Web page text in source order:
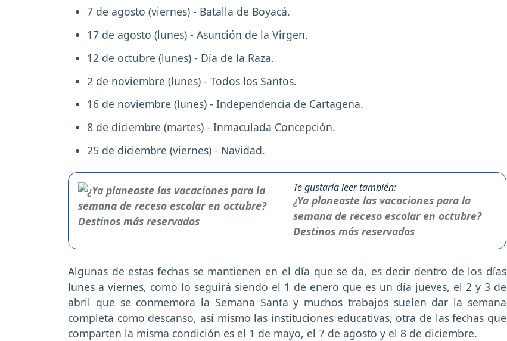
7 de agosto (viernes) - Batalla de Boyacá.
17 de agosto (lunes) - Asunción de la Virgen.
12 de octubre (lunes) - Día de la Raza.
2 de noviembre (lunes) - Todos los Santos.
16 de noviembre (lunes) - Independencia de Cartagena.
8 de diciembre (martes) - Inmaculada Concepción.
25 de diciembre (viernes) - Navidad.
Te gustaría leer también:
¿Ya planeaste las vacaciones para la
semana de receso escolar en octubre?
Destinos más reservados
Algunas de estas fechas se mantienen en el día que se da, es decir dentro de los días
lunes a viernes, como lo seguirá siendo el 1 de enero que es un día jueves, el 2 y 3 de
abril que se conmemora la Semana Santa y muchos trabajos suelen dar la semana
completa como descanso, así mismo las instituciones educativas, otra de las fechas que
comparten la misma condición es el 1 de mayo, el 7 de agosto y el 8 de diciembre.